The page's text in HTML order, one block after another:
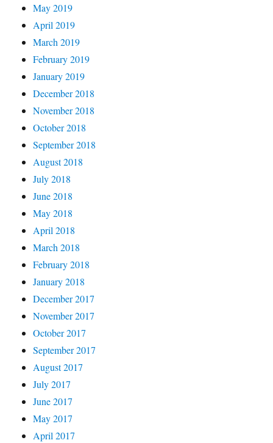
May 2019
April 2019
March 2019
February 2019
January 2019
December 2018
November 2018
October 2018
September 2018
August 2018
July 2018
June 2018
May 2018
April 2018
March 2018
February 2018
January 2018
December 2017
November 2017
October 2017
September 2017
August 2017
July 2017
June 2017
May 2017
April 2017